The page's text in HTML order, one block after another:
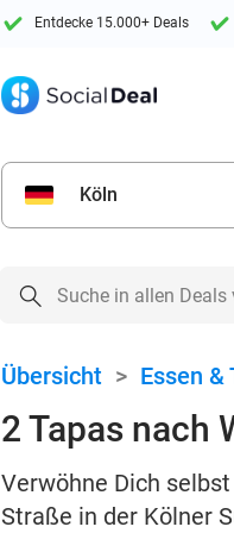
Entdecke 15.000+ Deals
Köln
Übersicht > Essen &
2 Tapas nach
Verwöhne Dich
Straße in der Kölner